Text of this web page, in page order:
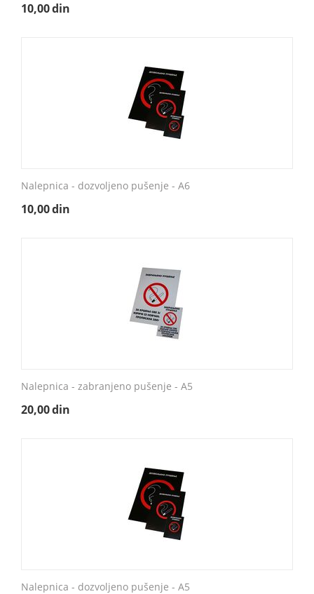
10,00din
Nalepnica - dozvoljeno pušenje - A6
10,00din
Nalepnica - zabranjeno pušenje - A5
20,00din
Nalepnica - dozvoljeno pušenje - A5